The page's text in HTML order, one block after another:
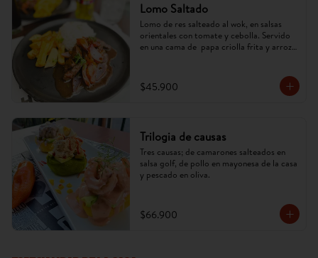
Lomo Saltado
Lomo de res salteado al wok, en salsas
orientales con tomate y cebolla. Servido
en una cama de  papa criolla frita y arroz.
$45.900
Trilogia de causas
Tres causas; de camarones salteados en
salsa golf, de pollo en mayonesa de la casa
y pescado en oliva.
$66.900